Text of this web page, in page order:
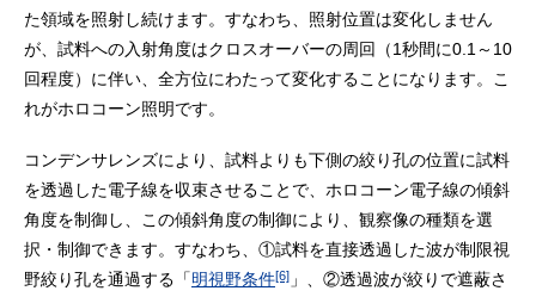
た領域を照射し続けます。すなわち、照射位置は変化しません
が、試料への入射角度はクロスオーバーの周回（1秒間に0.1～10
回程度）に伴い、全方位にわたって変化することになります。こ
れがホロコーン照明です。
コンデンサレンズにより、試料よりも下側の絞り孔の位置に試料
を透過した電子線を収束させることで、ホロコーン電子線の傾斜
角度を制御し、この傾斜角度の制御により、観察像の種類を選
択・制御できます。すなわち、①試料を直接透過した波が制限視
野絞り孔を通過する「明視野条件[6] 」、②透過波が絞りで遮蔽さ